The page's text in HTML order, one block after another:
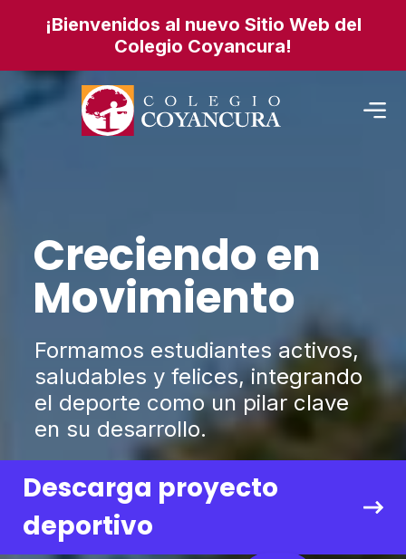
¡Bienvenidos al nuevo Sitio Web del
Colegio Coyancura!
Creciendo en
Movimiento
Formamos estudiantes activos,
saludables y felices, integrando
el deporte como un pilar clave
en su desarrollo.
Descarga proyecto
deportivo